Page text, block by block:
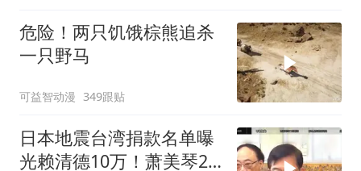
危险！两只饥饿棕熊追杀
一只野马
可益智动漫 349跟贴
日本地震台湾捐款名单曝
光赖清德10万！萧美琴20